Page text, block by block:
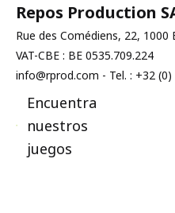
Repos Production
Rue des Comédiens, 22, 1000
VAT-CBE : BE 0535.709.224
info@rprod.com - Tel. : +32
Encuentra
nuestros
juegos